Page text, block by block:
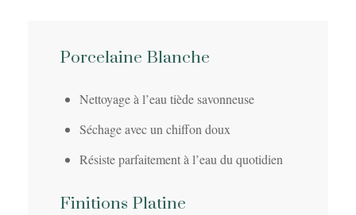
Porcelaine Blanche
Nettoyage à l’eau tiède savonneuse
Séchage avec un chiffon doux
Résiste parfaitement à l’eau du quotidien
Finitions Platine